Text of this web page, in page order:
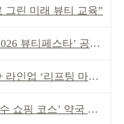
린 미래 뷰티 교육”
티페스타’ 공동 주최
‘리프팅 마스크’ 출시
핑 코스’ 약국 공략